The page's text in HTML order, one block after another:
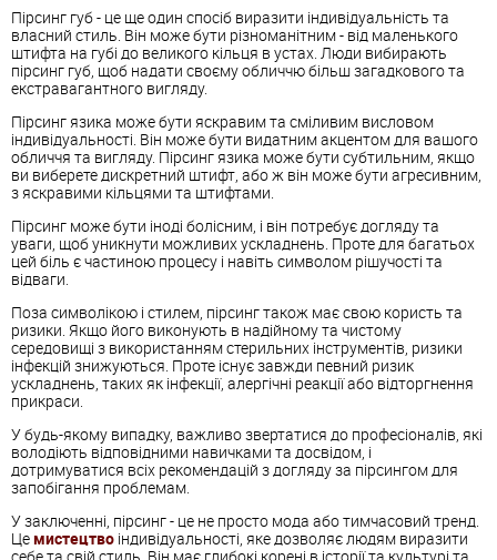
Пірсинг губ - це ще один спосіб виразити індивідуальність та
власний стиль. Він може бути різноманітним - від маленького
штифта на губі до великого кільця в устах. Люди вибирають
пірсинг губ, щоб надати своєму обличчю більш загадкового та
екстравагантного вигляду.
Пірсинг язика може бути яскравим та сміливим висловом
індивідуальності. Він може бути видатним акцентом для вашого
обличчя та вигляду. Пірсинг язика може бути субтильним, якщо
ви виберете дискретний штифт, або ж він може бути агресивним,
з яскравими кільцями та штифтами.
Пірсинг може бути іноді болісним, і він потребує догляду та
уваги, щоб уникнути можливих ускладнень. Проте для багатьох
цей біль є частиною процесу і навіть символом рішучості та
відваги.
Поза символікою і стилем, пірсинг також має свою користь та
ризики. Якщо його виконують в надійному та чистому
середовищі з використанням стерильних інструментів, ризики
інфекцій знижуються. Проте існує завжди певний ризик
ускладнень, таких як інфекції, алергічні реакції або відторгнення
прикраси.
У будь-якому випадку, важливо звертатися до професіоналів, які
володіють відповідними навичками та досвідом, і
дотримуватися всіх рекомендацій з догляду за пірсингом для
запобігання проблемам.
У заключенні, пірсинг - це не просто мода або тимчасовий тренд.
Цемистецтво індивідуальності, яке дозволяє людям виразити